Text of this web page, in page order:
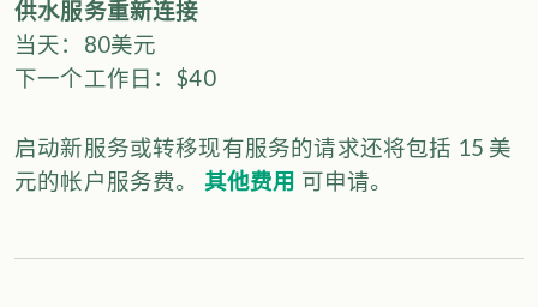
供水服务重新连接
当天：80美元
下一个工作日：$40
启动新服务或转移现有服务的请求还将包括 15 美
元的帐户服务费。 其他费用 可申请。